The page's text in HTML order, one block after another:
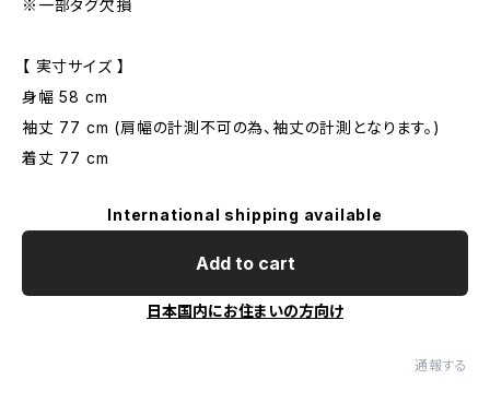
※一部タグ欠損
【 実寸サイズ 】
身幅 58 cm
袖丈 77 cm (肩幅の計測不可の為、袖丈の計測となります。)
着丈 77 cm
International shipping available
Add to cart
日本国内にお住まいの方向け
通報する